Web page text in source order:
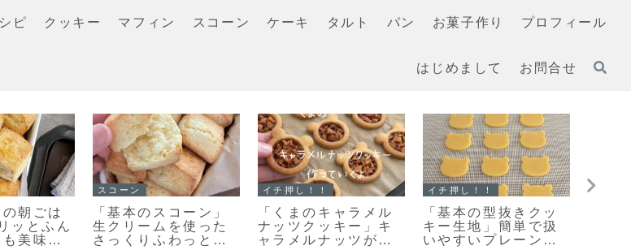
ピ クッキー マフィン スコーン ケーキ タルト パン お菓子作り プロフィール
はじめまして お問合せ
とっても
た目も
ーン作
クッキー
「何枚食べてい
い？」うちの大人気
おやつ♡栗原はるみ
クッキー
また食べたくなる美
味しさ♡栗原はるみ
さんの塩クッキー作
スコーン
【レシピ】リスドォ
ルで作るスコーン♡
やってみたらめちゃ
クッキ